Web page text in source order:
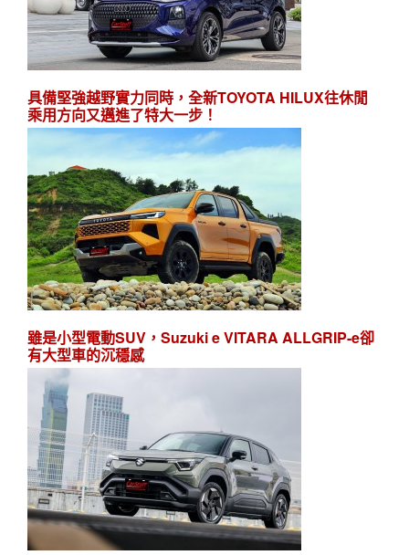
具備堅強越野實力同時，全新TOYOTA HILUX往休閒
乘用方向又邁進了特大一步！
雖是小型電動SUV，Suzuki e VITARA ALLGRIP-e卻
有大型車的沉穩感